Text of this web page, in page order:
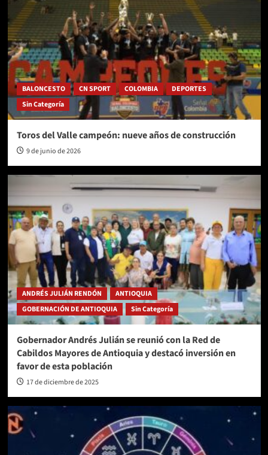
BALONCESTO CN SPORT COLOMBIA
DEPORTES
Sin Categoría
Toros del Valle campeón: nueve años de construcción
9 de junio de 2026
ANDRÉS JULIÁN RENDÓN
ANTIOQUIA
GOBERNACIÓN DE ANTIOQUIA
Sin Categoría
Gobernador Andrés Julián se reunió con la Red de
Cabildos Mayores de Antioquia y destacó inversión en
favor de esta población
17 de diciembre de 2025